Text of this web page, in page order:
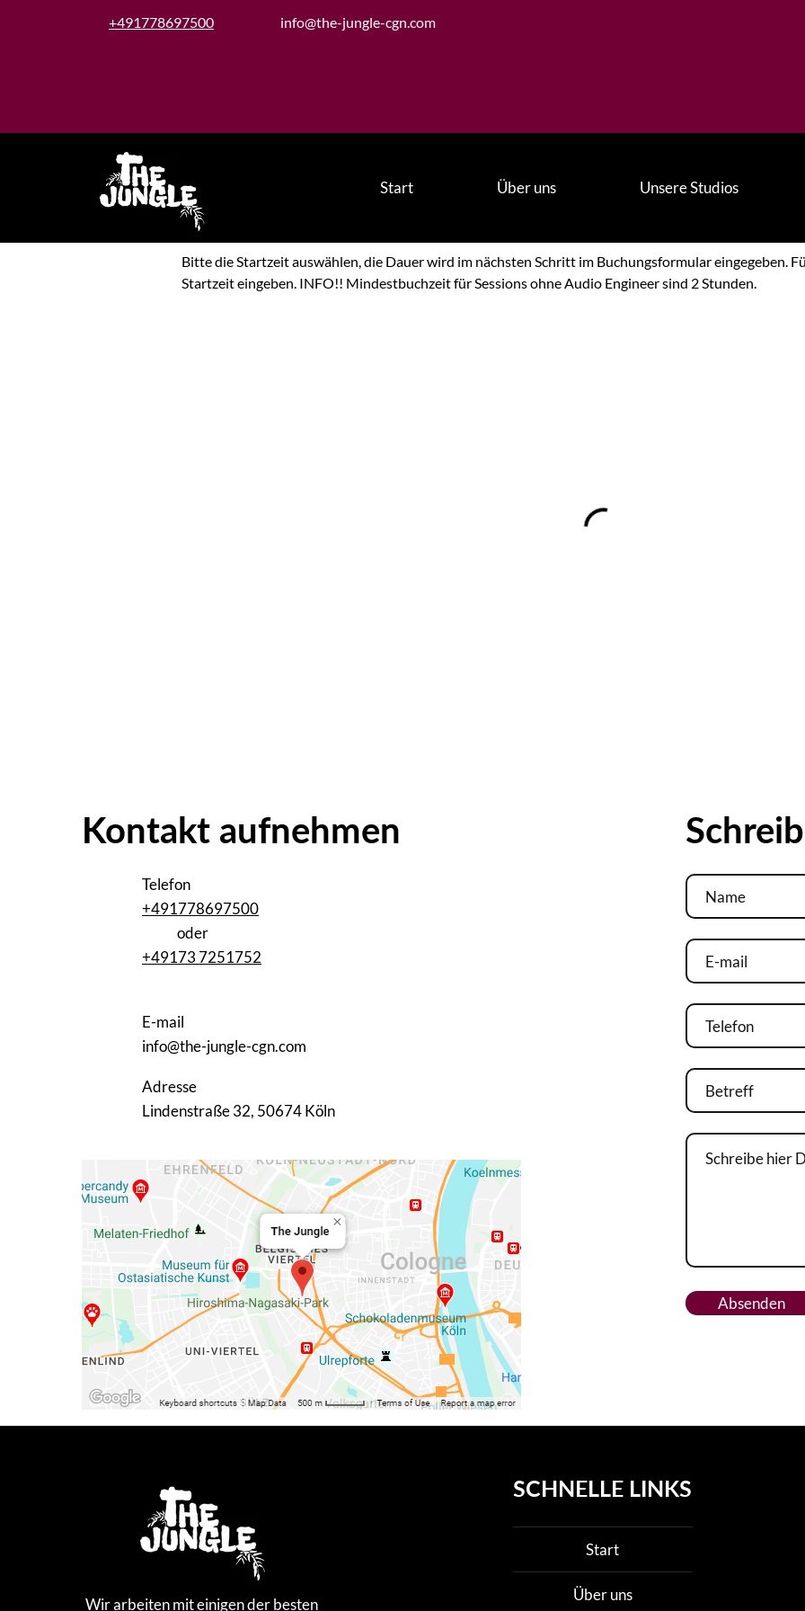
‭+491778697500‬ info@the-jungle-cgn.com
Start Über uns Unsere Studios
Service buchen
Bitte die Startzeit auswählen, die Dauer wird im nächsten Schritt im Buchungsformular eingegeben.
Startzeit eingeben. INFO!! Mindestbuchzeit für Sessions ohne Audio Engineer sind 2 Stunden.
Kontakt aufnehmen
Telefon
‭+491778697500‬
oder
+49173 7251752‬
E-mail
info@the-jungle-cgn.com
Adresse
Lindenstraße 32, 50674 Köln
Absenden
Wir arbeiten mit einigen der besten
SCHNELLE LINKS
Start
Über uns